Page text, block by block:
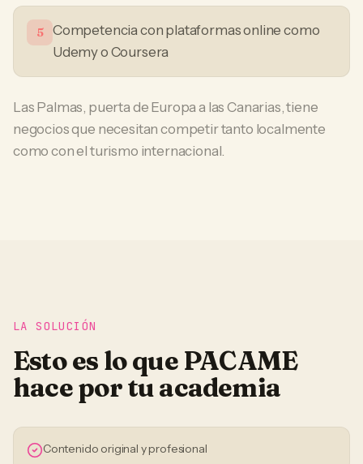
5
Competencia con plataformas online como
Udemy o Coursera
Las Palmas, puerta de Europa a las Canarias, tiene
negocios que necesitan competir tanto localmente
como con el turismo internacional.
LA SOLUCIÓN
Esto es lo que PACAME
hace por tuacademia
Contenido original y profesional